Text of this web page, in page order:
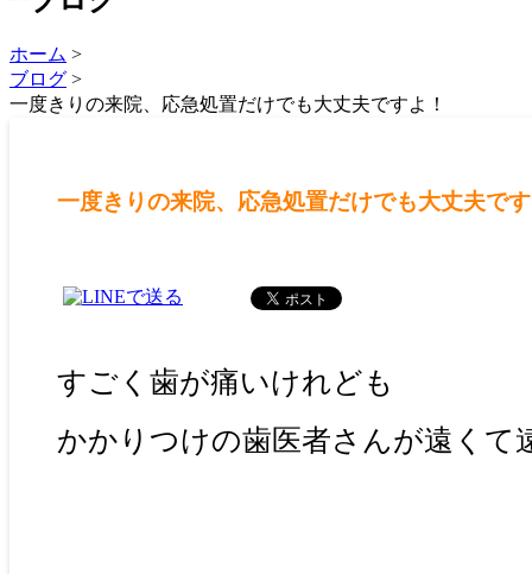
ホーム >
ブログ >
一度きりの来院、応急処置だけでも大丈夫ですよ！
一度きりの来院、応急処置だけでも大丈夫で
すごく歯が痛いけれども
かかりつけの歯医者さんが遠く